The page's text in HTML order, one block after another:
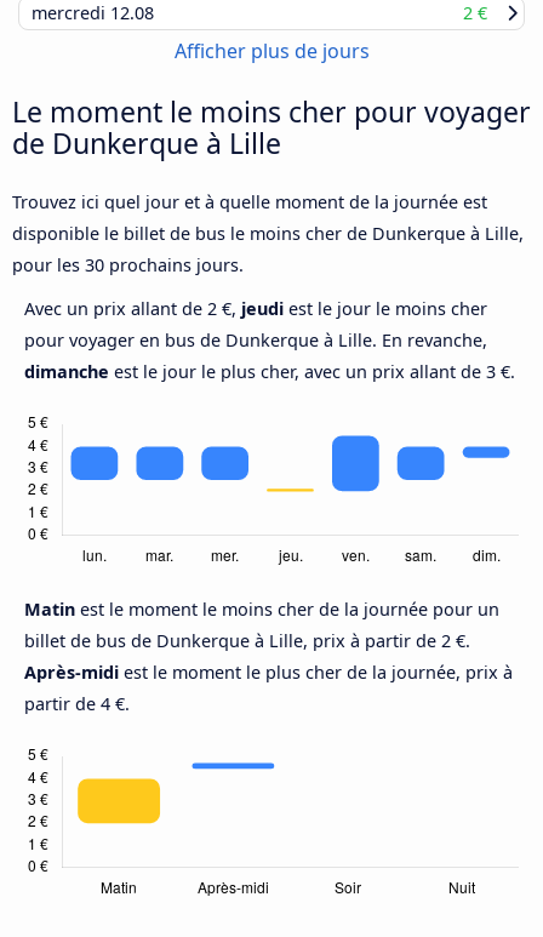
mercredi 12.08 2 €
Afficher plus de jours
Le moment le moins cher pour voyager
de Dunkerque à Lille
Trouvez ici quel jour et à quelle moment de la journée est
disponible le billet de bus le moins cher de Dunkerque à Lille,
pour les 30 prochains jours.
Avec un prix allant de 2 €, jeudi est le jour le moins cher
pour voyager en bus de Dunkerque à Lille. En revanche,
dimanche est le jour le plus cher, avec un prix allant de 3 €.
Matin est le moment le moins cher de la journée pour un
billet de bus de Dunkerque à Lille, prix à partir de 2 €.
Après-midi est le moment le plus cher de la journée, prix à
partir de 4 €.